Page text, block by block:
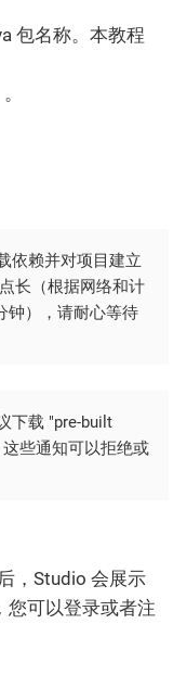
包名称。本教程
依赖并对项目建立
长（根据网络和计
钟），请耐心等待
下载 "pre-built
些通知可以拒绝或
，Studio 会展示
您可以登录或者注